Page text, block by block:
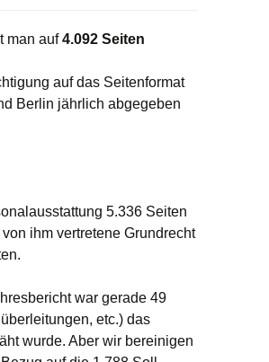
man auf4.092 Seiten
auf das Seitenformat
Berlin jährlich abgegeben
5.336 Seiten
ihm vertretene Grundrecht
war gerade 49
etc.) das
wurde. Aber wir bereinigen